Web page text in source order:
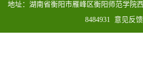
地址：湖南省衡阳市雁峰区衡阳师范学院
8484931 意见反馈